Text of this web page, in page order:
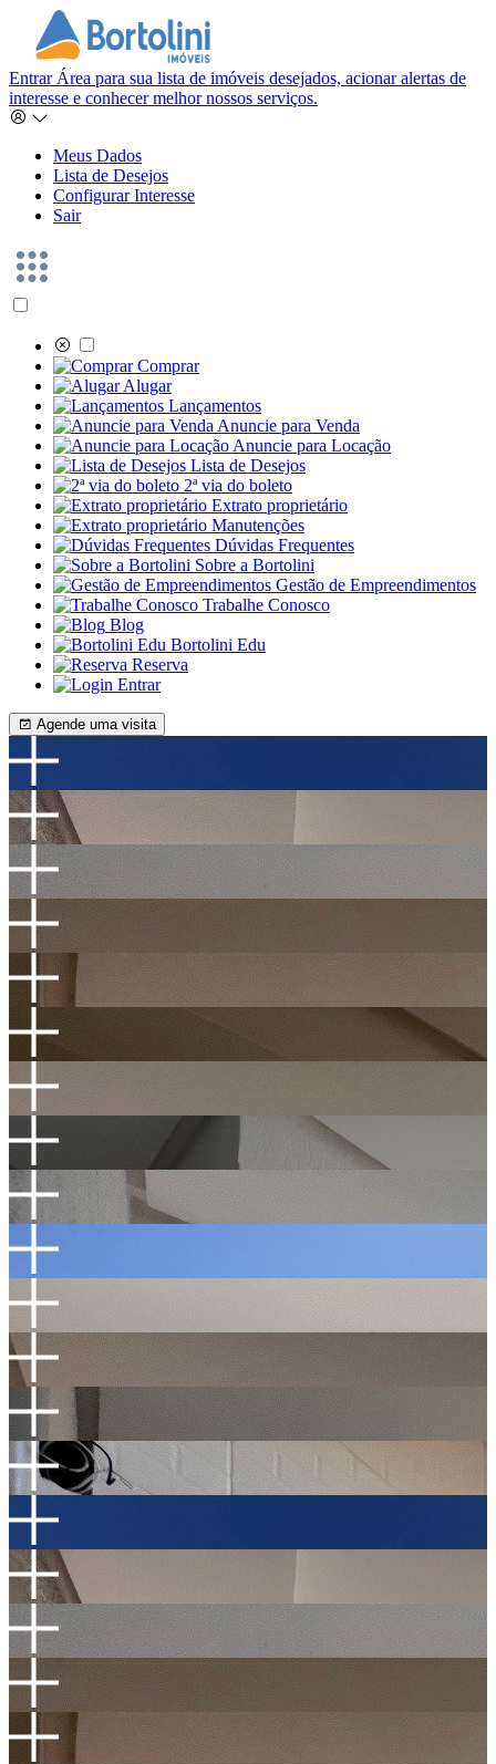
Entrar Área para sua lista de imóveis desejados, acionar alertas de
interesse e conhecer melhor nossos serviços.
Meus Dados
Lista de Desejos
Configurar Interesse
Sair
Comprar
Alugar
Lançamentos
Anuncie para Venda
Anuncie para Locação
Lista de Desejos
2ª via do boleto
Extrato proprietário
Manutenções
Dúvidas Frequentes
Sobre a Bortolini
Gestão de Empreendimentos
Trabalhe Conosco
Blog
Bortolini Edu
Reserva
Entrar
Agende uma visita